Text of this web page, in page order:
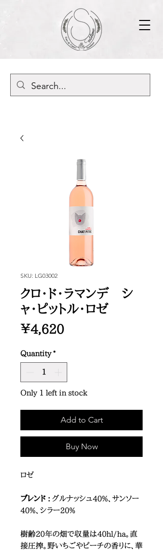
SKU: LG03002
クロ・ド・ラマンデ シ
ャ・ピットル・ロゼ
¥4,620Price
Quantity *
Only 1 left in stock
Add to Cart
Buy Now
ロゼ
ブレンド : グルナッシュ40%、サンソー
40%、シラー20%
樹齢20年の畑で収量は40hl/ha。直
接圧搾。野いちごやピーチの香りに、華